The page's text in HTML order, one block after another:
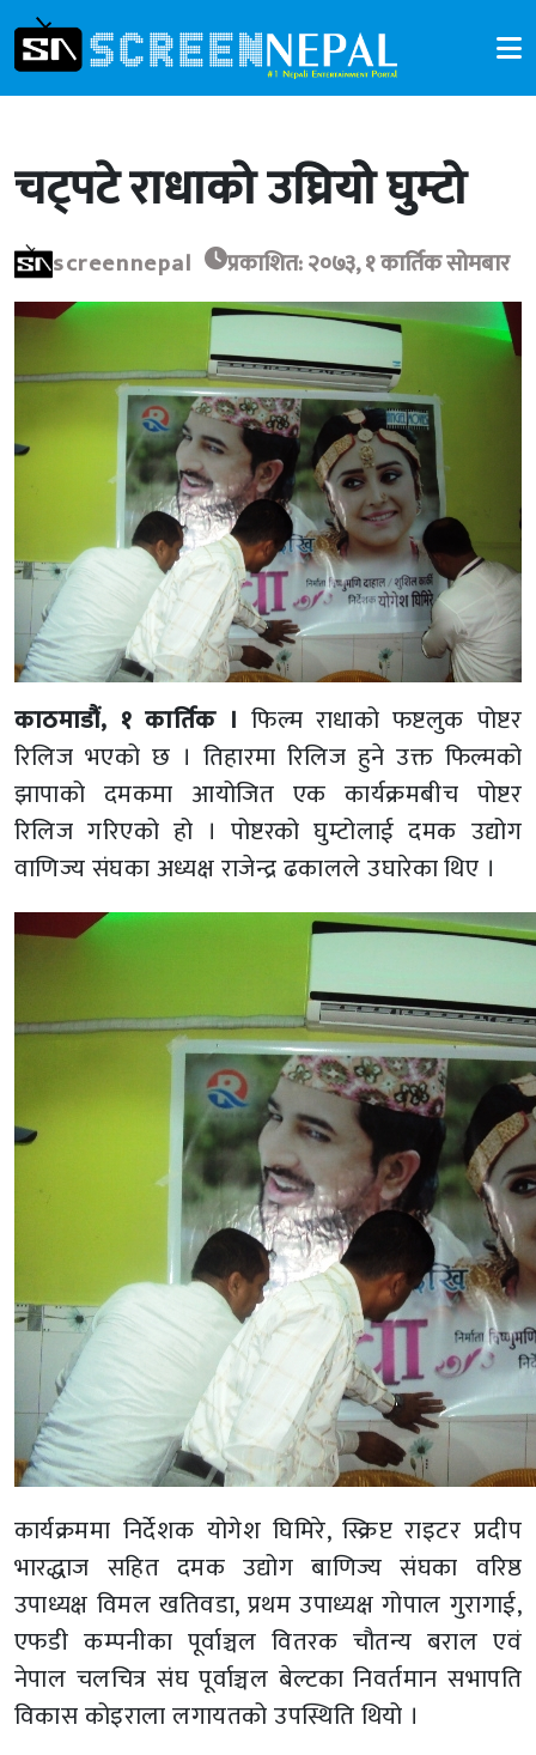
चट्पटे राधाको उघ्रियोे घुम्टो
screennepal प्रकाशित: २०७३, १ कार्तिक सोमबार
काठमाडौं, १ कार्तिक । फिल्म राधाको फष्टलुक पोष्टर
रिलिज भएको छ । तिहारमा रिलिज हुने उक्त फिल्मको
झापाको दमकमा आयोजित एक कार्यक्रमबीच पोष्टर
रिलिज गरिएको हो । पोष्टरको घुम्टोलाई दमक उद्योग
वाणिज्य संघका अध्यक्ष राजेन्द्र ढकालले उघारेका थिए ।
कार्यक्रममा निर्देशक योगेश घिमिरे, स्क्रिप्ट राइटर प्रदीप
भारद्धाज सहित दमक उद्योग बाणिज्य संघका वरिष्ठ
उपाध्यक्ष विमल खतिवडा, प्रथम उपाध्यक्ष गोपाल गुरागाई,
एफडी कम्पनीका पूर्वाञ्चल वितरक चौतन्य बराल एवं
नेपाल चलचित्र संघ पूर्वाञ्चल बेल्टका निवर्तमान सभापति
विकास कोइराला लगायतको उपस्थिति थियो ।